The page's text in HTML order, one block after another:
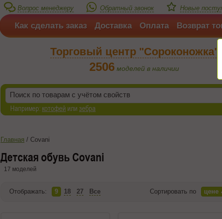
Например:котофей илизебра
Вопрос менеджеру Обратный звонок Новые
Как сделать заказ Доставка Оплата Возврат
Торговый центр "Сороконожка"
2506 моделей в наличии
Главная / Covani
Детская обувь Covani
17 моделей
Отображать: 9 18 27 Все Сортировать по цене